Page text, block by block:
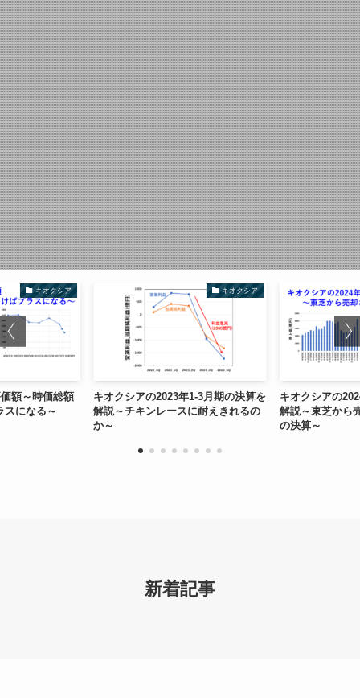
キオクシア
オクシアの2023年1-3月期の決算を
説～チキンレースに耐えきれるの
キオクシア
キオクシアの2024年4-6月期の決算を
解説～東芝から売却されて以来最高
新着記事